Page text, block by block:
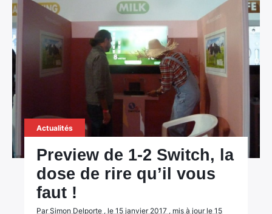
Actualités
Preview de 1-2 Switch, la
dose de rire qu’il vous
faut !
Par Simon Delporte , le 15 janvier 2017 , mis à jour le 15